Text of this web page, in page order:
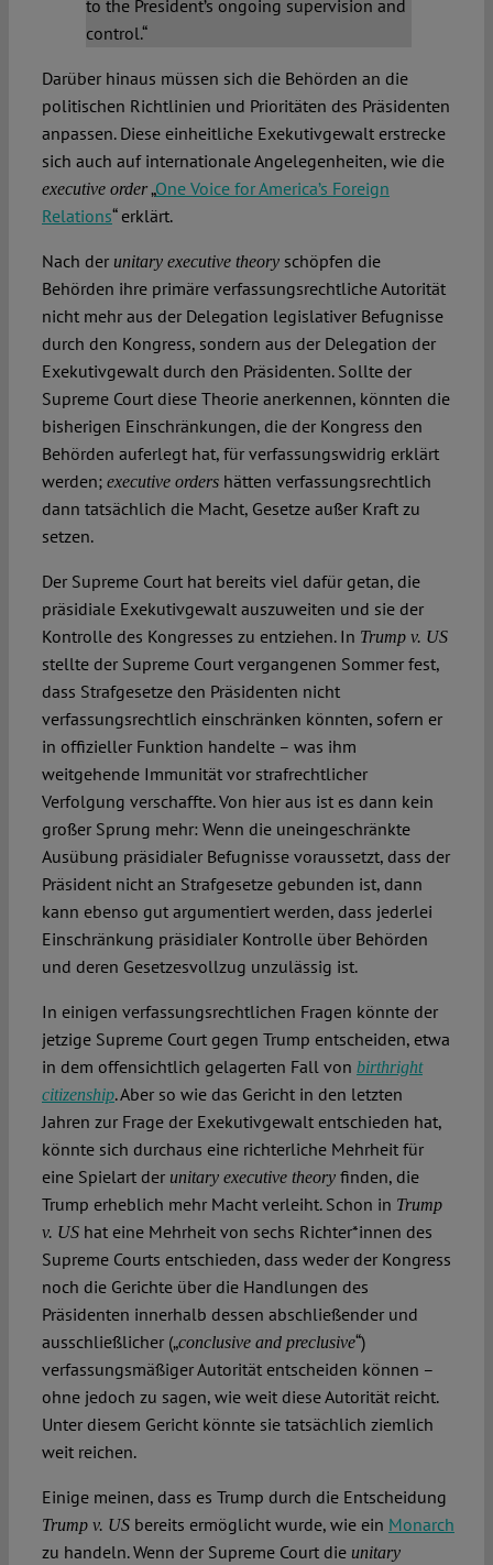
to the President’s ongoing supervision and
control.“
Darüber hinaus müssen sich die Behörden an die
politischen Richtlinien und Prioritäten des Präsidenten
anpassen. Diese einheitliche Exekutivgewalt erstrecke
sich auch auf internationale Angelegenheiten, wie die
executive order„One Voice for America’s Foreign
Relations“ erklärt.
Nach der unitary executive theory schöpfen die
Behörden ihre primäre verfassungsrechtliche Autorität
nicht mehr aus der Delegation legislativer Befugnisse
durch den Kongress, sondern aus der Delegation der
Exekutivgewalt durch den Präsidenten. Sollte der
Supreme Court diese Theorie anerkennen, könnten die
bisherigen Einschränkungen, die der Kongress den
Behörden auferlegt hat, für verfassungswidrig erklärt
werden; executive orders hätten verfassungsrechtlich
dann tatsächlich die Macht, Gesetze außer Kraft zu
setzen.
Der Supreme Court hat bereits viel dafür getan, die
präsidiale Exekutivgewalt auszuweiten und sie der
Kontrolle des Kongresses zu entziehen. In Trump v. US
stellte der Supreme Court vergangenen Sommer fest,
dass Strafgesetze den Präsidenten nicht
verfassungsrechtlich einschränken könnten, sofern er
in offizieller Funktion handelte – was ihm
weitgehende Immunität vor strafrechtlicher
Verfolgung verschaffte. Von hier aus ist es dann kein
großer Sprung mehr: Wenn die uneingeschränkte
Ausübung präsidialer Befugnisse voraussetzt, dass der
Präsident nicht an Strafgesetze gebunden ist, dann
kann ebenso gut argumentiert werden, dass jederlei
Einschränkung präsidialer Kontrolle über Behörden
und deren Gesetzesvollzug unzulässig ist.
In einigen verfassungsrechtlichen Fragen könnte der
jetzige Supreme Court gegen Trump entscheiden, etwa
in dem offensichtlich gelagerten Fall von birthright
citizenship. Aber so wie das Gericht in den letzten
Jahren zur Frage der Exekutivgewalt entschieden hat,
könnte sich durchaus eine richterliche Mehrheit für
eine Spielart der unitary executive theory finden, die
Trump erheblich mehr Macht verleiht. Schon in Trump
v. UShat eine Mehrheit von sechs Richter*innen des
Supreme Courts entschieden, dass weder der Kongress
noch die Gerichte über die Handlungen des
Präsidenten innerhalb dessen abschließender und
ausschließlicher („conclusive and preclusive“)
verfassungsmäßiger Autorität entscheiden können –
ohne jedoch zu sagen, wie weit diese Autorität reicht.
Unter diesem Gericht könnte sie tatsächlich ziemlich
weit reichen.
Einige meinen, dass es Trump durch die Entscheidung
Trump v. USbereits ermöglicht wurde, wie ein Monarch
zu handeln. Wenn der Supreme Court die unitary